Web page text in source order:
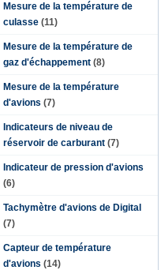
Mesure de la température de
culasse (11)
Mesure de la température de
gaz d'échappement (8)
Mesure de la température
d'avions (7)
Indicateurs de niveau de
réservoir de carburant (7)
Indicateur de pression d'avions
(6)
Tachymètre d'avions de Digital
(7)
Capteur de température
d'avions (14)